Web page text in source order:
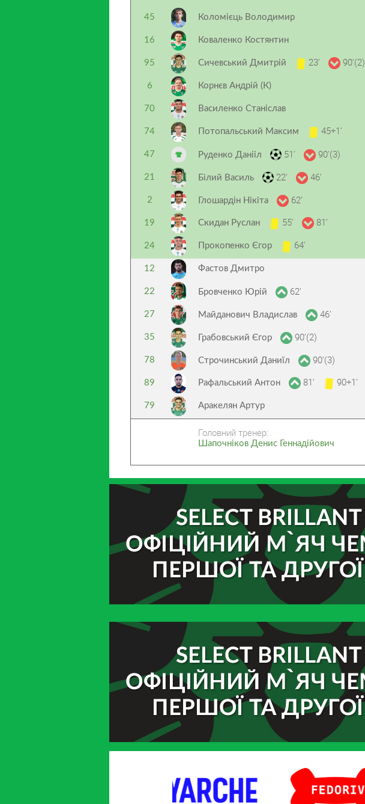
45 Коломієць Володимир
16 Коваленко Костянтин
95 Сичевський Дмитрій 23’ 90’(2)
6 Корнєв Андрій (К)
70 Василенко Станіслав
74 Потопальський Максим 45+1’
47 Руденко Данііл 51’ 90’(3)
21 Білий Василь 22’ 46’
2 Глошардін Нікіта 62’
19 Скидан Руслан 55’ 81’
24 Прокопенко Єгор 64’
12 Фастов Дмитро
22 Бровченко Юрій 62’
27 Майданович Владислав 46’
35 Грабовський Єгор 90’(2)
78 Строчинський Даниїл 90’(3)
89 Рафальський Антон 81’ 90+1’
79 Аракелян Артур
Головний тренер:
Шапочніков Денис Геннадійович